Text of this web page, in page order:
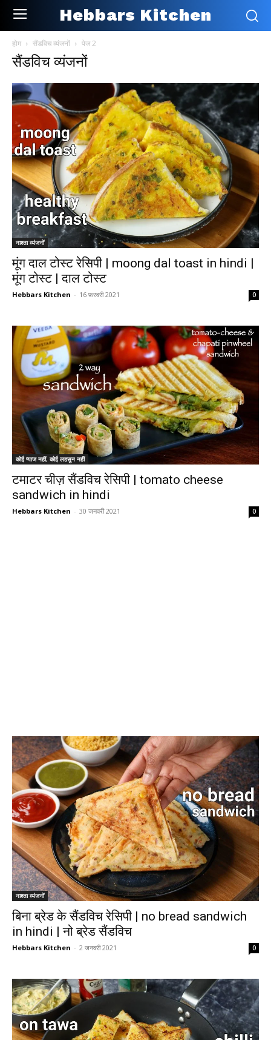
Hebbars Kitchen
होम सैंडविच व्यंजनों पेज 2
सैंडविच व्यंजनों
नाश्ता व्यंजनों
मूंग दाल टोस्ट रेसिपी | moong dal toast in hindi |
मूंग टोस्ट | दाल टोस्ट
Hebbars Kitchen - 16 फ़रवरी 2021 0
कोई प्याज नहीं, कोई लहसुन नहीं
टमाटर चीज़ सैंडविच रेसिपी | tomato cheese
sandwich in hindi
Hebbars Kitchen - 30 जनवरी 2021 0
नाश्ता व्यंजनों
बिना ब्रेड के सैंडविच रेसिपी | no bread sandwich
in hindi | नो ब्रेड सैंडविच
Hebbars Kitchen - 2 जनवरी 2021 0